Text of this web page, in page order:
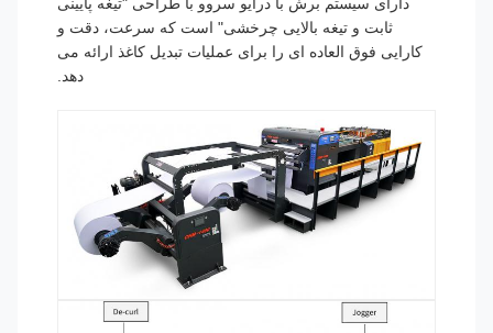
ثابت و تیغه بالایی چرخشی" است که سرعت، دقت و
کارایی فوق العاده ای را برای عملیات تبدیل کاغذ ارائه می